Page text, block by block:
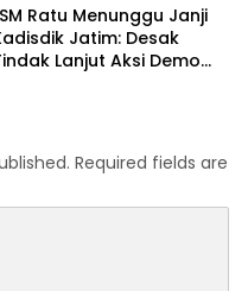
Doxing
Ratu Menunggu Janji
Jatim: Desak
Lanjut Aksi Demo
Required fields are